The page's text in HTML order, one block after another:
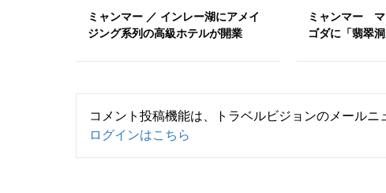
ミャンマー ／ インレー湖にアメイ
ジング系列の高級ホテルが開業
ミャンマー マ
ゴダに「翡翠
コメント投稿機能は、トラベルビジョンのメールニ
ログインはこちら